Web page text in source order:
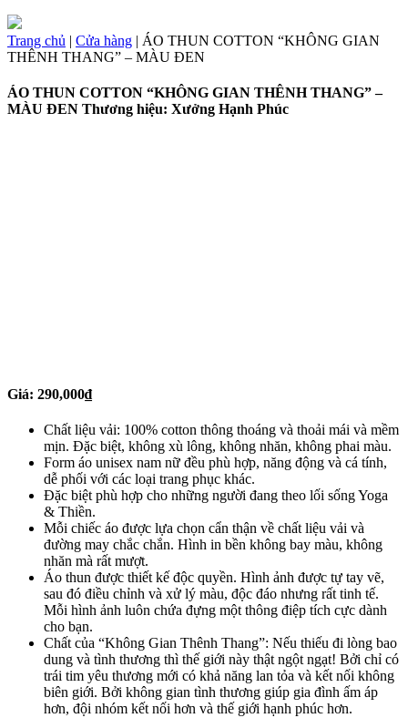
Trang chủ | Cửa hàng | ÁO THUN COTTON “KHÔNG GIAN
THÊNH THANG” – MÀU ĐEN
ÁO THUN COTTON “KHÔNG GIAN THÊNH THANG” –
MÀU ĐEN Thương hiệu: Xưởng Hạnh Phúc
Giá: 290,000₫
Chất liệu vải: 100% cotton thông thoáng và thoải mái và mềm
mịn. Đặc biệt, không xù lông, không nhăn, không phai màu.
Form áo unisex nam nữ đều phù hợp, năng động và cá tính,
dễ phối với các loại trang phục khác.
Đặc biệt phù hợp cho những người đang theo lối sống Yoga
& Thiền.
Mỗi chiếc áo được lựa chọn cẩn thận về chất liệu vải và
đường may chắc chắn. Hình in bền không bay màu, không
nhăn mà rất mượt.
Áo thun được thiết kế độc quyền. Hình ảnh được tự tay vẽ,
sau đó điều chỉnh và xử lý màu, độc đáo nhưng rất tinh tế.
Mỗi hình ảnh luôn chứa đựng một thông điệp tích cực dành
cho bạn.
Chất của “Không Gian Thênh Thang”: Nếu thiếu đi lòng bao
dung và tình thương thì thế giới này thật ngột ngạt! Bởi chỉ có
trái tim yêu thương mới có khả năng lan tỏa và kết nối không
biên giới. Bởi không gian tình thương giúp gia đình ấm áp
hơn, đội nhóm kết nối hơn và thế giới hạnh phúc hơn.